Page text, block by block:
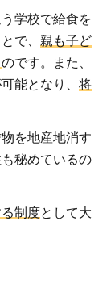
学校で給食を
で、 親も子ど
のです。また、
能となり、 将
を地産地消す
秘めているの
制度として大